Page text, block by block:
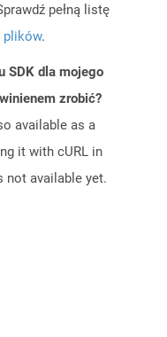
pełną listę
plików.
SDK dla mojego
zrobić?
available as a
it with cURL in
not available yet.